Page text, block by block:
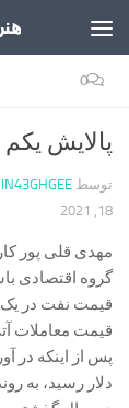
0
پالایش یکم 30 درصد زیر قیمت
توسط
18, 2021
مهدی قلی پور
گروه اقتصادی
قیمت نفت در یک
قیمت معاملات
دلار رسید، به